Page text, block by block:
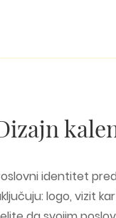
identitet
logo, vizit